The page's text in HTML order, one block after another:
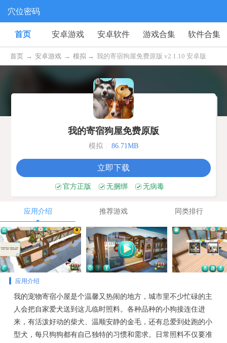
穴位密码
首页 安卓游戏 安卓软件 游戏合集 软件合集
首页 → 安卓游戏 → 模拟 → 我的寄宿狗屋免费原版 v2.1.10 安卓版
我的寄宿狗屋免费原版
模拟 86.71MB
立即下载
官方正版 无捆绑 无病毒
应用介绍 推荐游戏 同类排行
应用介绍
我的宠物寄宿小屋是个温馨又热闹的地方，城市里不少忙碌的主
人会把自家爱犬送到这儿临时照料。各种品种的小狗接连住进
来，有活泼好动的柴犬、温顺安静的金毛，还有总爱到处跑的小
型犬，每只狗狗都有自己独特的习惯和需求。日常照料不仅要准